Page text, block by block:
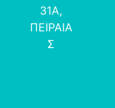
31Α,
ΠΕΙΡΑΙΑ
Σ